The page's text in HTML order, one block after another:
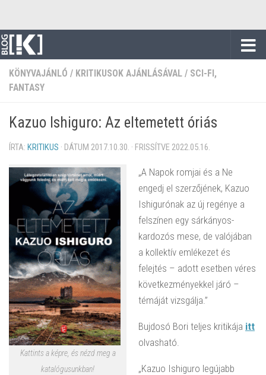
KÖNYVAJÁNLÓ / KRITIKUSOK AJÁNLÁSÁVAL / SCI-FI,
FANTASY
Kazuo Ishiguro: Az eltemetett óriás
ÍRTA: KRITIKUS · DÁTUM 2017.10.30. · FRISSÍTVE 2022.05.16.
Kattints a képre, és nézd meg a
katalógusunkban!
„A Napok romjai és a Ne
engedj el szerzőjének, Kazuo
Ishigurónak az új regénye a
felszínen egy sárkányos-
kardozós mese, de valójában
a kollektív emlékezet és
felejtés – adott esetben véres
következményekkel járó –
témáját vizsgálja.”
Bujdosó Bori teljes kritikája itt
olvasható.
„Kazuo Ishiguro legújabb